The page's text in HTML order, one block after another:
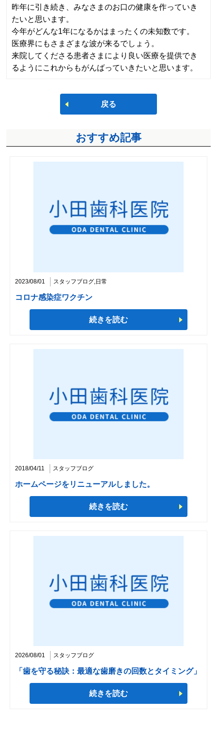
昨年に引き続き、みなさまのお口の健康を作っていき
たいと思います。
今年がどんな1年になるかはまったくの未知数です。
医療界にもさまざまな波が来るでしょう。
来院してくださる患者さまにより良い医療を提供でき
るようにこれからもがんばっていきたいと思います。
戻る
おすすめ記事
2023/08/01 スタッフブログ,日常
コロナ感染症ワクチン
続きを読む
2018/04/11 スタッフブログ
ホームページをリニューアルしました。
続きを読む
2026/08/01 スタッフブログ
「歯を守る秘訣：最適な歯磨きの回数とタイミング」
続きを読む